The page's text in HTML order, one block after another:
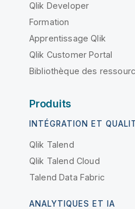
Qlik Developer
Formation
Apprentissage Qlik
Qlik Customer Portal
Bibliothèque des
Produits
INTÉGRATION ET
Qlik Talend
Qlik Talend Cloud
Talend Data Fabric
ANALYTIQUES ET IA